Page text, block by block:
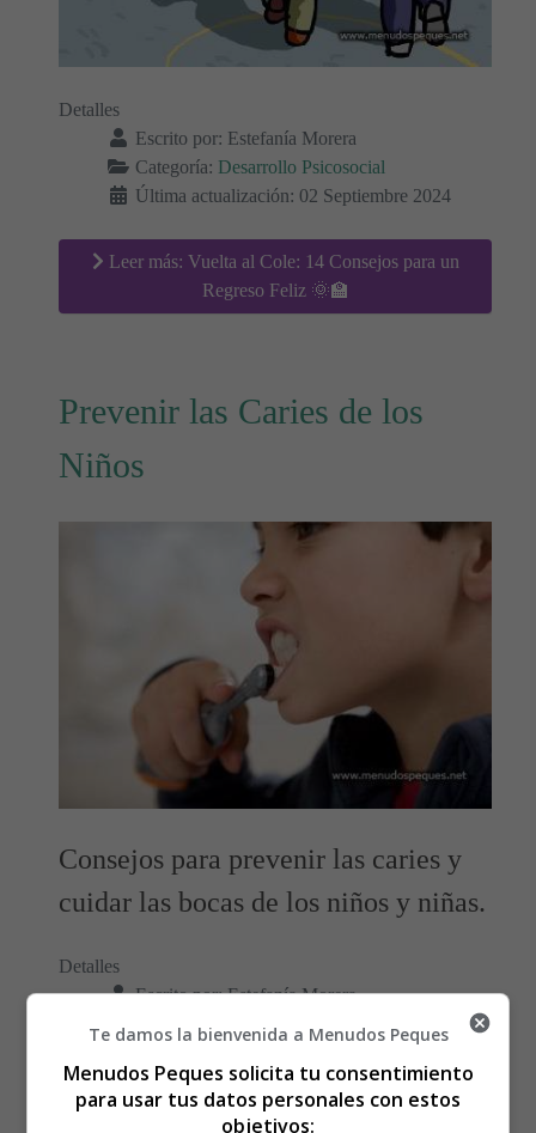
Detalles
Escrito por: Estefanía Morera
Categoría: Desarrollo Psicosocial
Última actualización: 02 Septiembre 2024
Leer más: Vuelta al Cole: 14 Consejos para un
Regreso Feliz 🌞🏫
Prevenir las Caries de los
Niños
Consejos para prevenir las caries y
cuidar las bocas de los niños y niñas.
Detalles
Escrito por:Estefanía Morera
Categoría:
Medidas Preventivas
Leer más: Prevenir las Caries de los Niños
Te damos la bienvenida a Menudos Peques
Menudos Peques solicita tu consentimiento
para usar tus datos personales con estos
objetivos: